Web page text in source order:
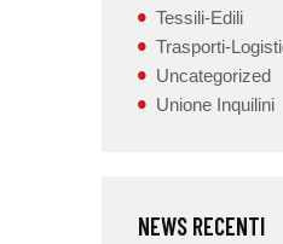
Tessili-Edili
Trasporti-
Uncategorized
Unione Inquilini
NEWS RECENTI